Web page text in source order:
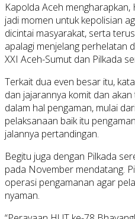
Kapolda Aceh mengharapkan,
jadi momen untuk kepolisian
dicintai masyarakat, serta
apalagi menjelang perhelatan
XXI Aceh-Sumut dan Pilkada
Terkait dua even besar itu,
dan jajarannya komit dan
dalam hal pengaman, mulai
pelaksanaan baik itu
jalannya pertandingan.
Begitu juga dengan Pilkada
pada November mendatang.
operasi pengamanan agar
nyaman.